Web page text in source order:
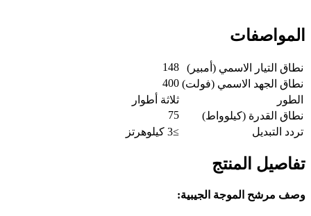
المواصفات
نطاق التيار الاسمي (أمبير)
148
نطاق الجهد الاسمي (فولت) 400
الطور
ثلاثة أطوار
نطاق القدرة (كيلوواط)
75
تردد التبديل
≥3 كيلوهرتز
تفاصيل المنتج
وصف مرشح الموجة الجيبية: